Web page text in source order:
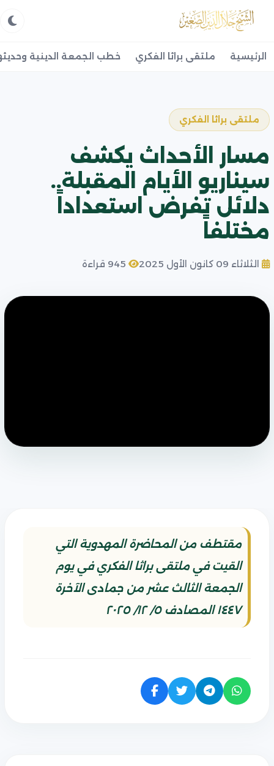
الرئيسية ملتقى براثا الفكري خطب الجمعة الدينية
ملتقى براثا الفكري
مسار الأحداث يكشف
سيناريو الأيام المقبلة..
دلائل تفرض استعداداً
مختلفاً
الثلاثاء 09 كانون الأول 2025
مقتطف من المحاضرة المهدوية التي
القيت في ملتقى براثا الفكري في يوم
الجمعة الثالث عشر من جمادى الآخرة
١٤٤٧ المصادف ٥/ ١٢/ ٢٠٢٥